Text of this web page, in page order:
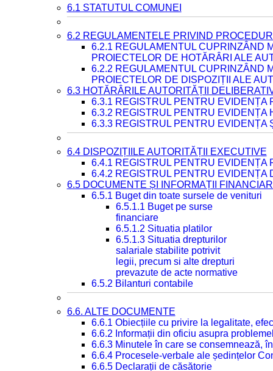
6.1 STATUTUL COMUNEI
6.2 REGULAMENTELE PRIVIND
6.2.1 REGULAMENTUL CUPRINZÂND
PROIECTELOR DE HOTĂRÂRI ALE
6.2.2 REGULAMENTUL CUPRINZÂND
PROIECTELOR DE DISPOZIȚII ALE
6.3 HOTĂRÂRILE AUTORITĂȚII
6.3.1 REGISTRUL PENTRU EVIDENȚA
6.3.2 REGISTRUL PENTRU EVIDENȚA
6.3.3 REGISTRUL PENTRU EVIDENȚA
6.4 DISPOZIȚIILE AUTORITĂȚII EXECUTIVE
6.4.1 REGISTRUL PENTRU EVIDENȚA
6.4.2 REGISTRUL PENTRU EVIDENȚA
6.5 DOCUMENTE ȘI INFORMAȚII
6.5.1 Buget din toate sursele de venituri
6.5.1.1 Buget pe surse
financiare
6.5.1.2 Situatia platilor
6.5.1.3 Situatia drepturilor
salariale stabilite potrivit
legii, precum si alte drepturi
prevazute de acte normative
6.5.2 Bilanturi contabile
6.6. ALTE DOCUMENTE
6.6.1 Obiecțiile cu privire la legalitate,
6.6.2 Informații din oficiu asupra
6.6.3 Minutele în care se consemnează,
6.6.4 Procesele-verbale ale ședințelor
6.6.5 Declarații de căsătorie